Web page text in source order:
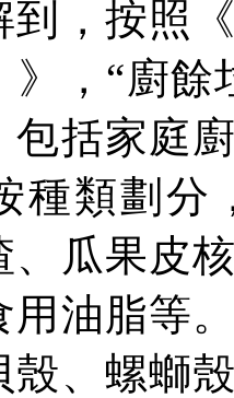
按照《
》，“廚
包括家庭
種類劃分
、瓜果皮
用油脂等
殼、螺螄